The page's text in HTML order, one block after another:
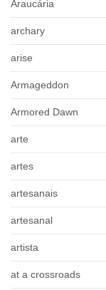
Araucária
archary
arise
Armageddon
Armored Dawn
arte
artes
artesanais
artesanal
artista
at a crossroads